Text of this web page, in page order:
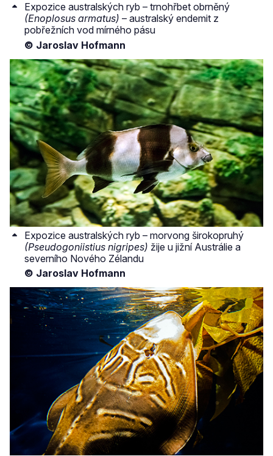
Expozice australských ryb – trnohřbet obrněný
(Enoplosus armatus) – australský endemit z
pobřežních vod mírného pásu
© Jaroslav Hofmann
Expozice australských ryb – morvong širokopruhý
(Pseudogoniistius nigripes) žije u jižní Austrálie a
severního Nového Zélandu
© Jaroslav Hofmann